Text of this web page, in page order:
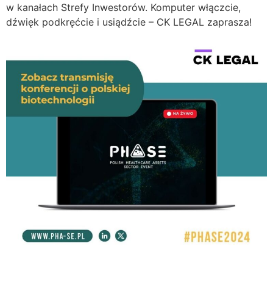
w kanałach Strefy Inwestorów. Komputer włączcie,
dźwięk podkręćcie i usiądźcie – CK LEGAL zaprasza!